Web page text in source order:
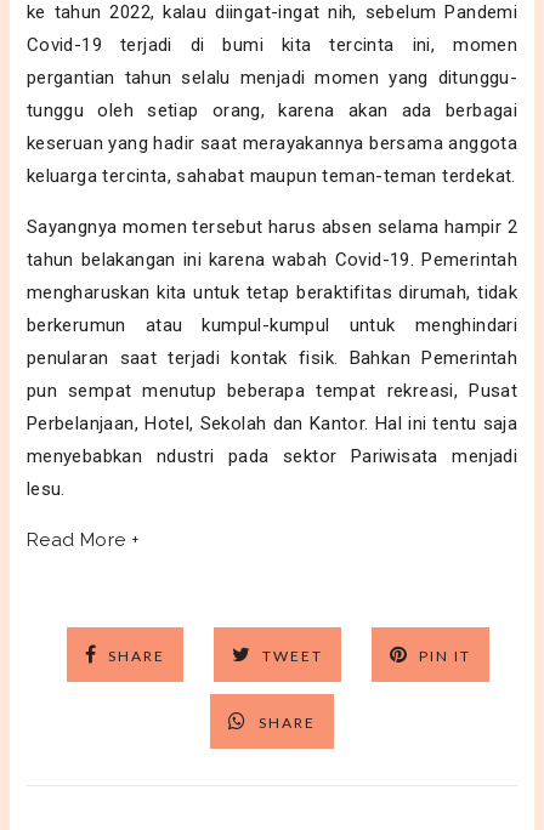
ke tahun 2022, kalau diingat-ingat nih, sebelum Pandemi
Covid-19 terjadi di bumi kita tercinta ini, momen
pergantian tahun selalu menjadi momen yang ditunggu-
tunggu oleh setiap orang, karena akan ada berbagai
keseruan yang hadir saat merayakannya bersama anggota
keluarga tercinta, sahabat maupun teman-teman terdekat.
Sayangnya momen tersebut harus absen selama hampir 2
tahun belakangan ini karena wabah Covid-19. Pemerintah
mengharuskan kita untuk tetap beraktifitas dirumah, tidak
berkerumun atau kumpul-kumpul untuk menghindari
penularan saat terjadi kontak fisik. Bahkan Pemerintah
pun sempat menutup beberapa tempat rekreasi, Pusat
Perbelanjaan, Hotel, Sekolah dan Kantor. Hal ini tentu saja
menyebabkan ndustri pada sektor Pariwisata menjadi
lesu.
Read More +
SHARE TWEET PIN IT
SHARE